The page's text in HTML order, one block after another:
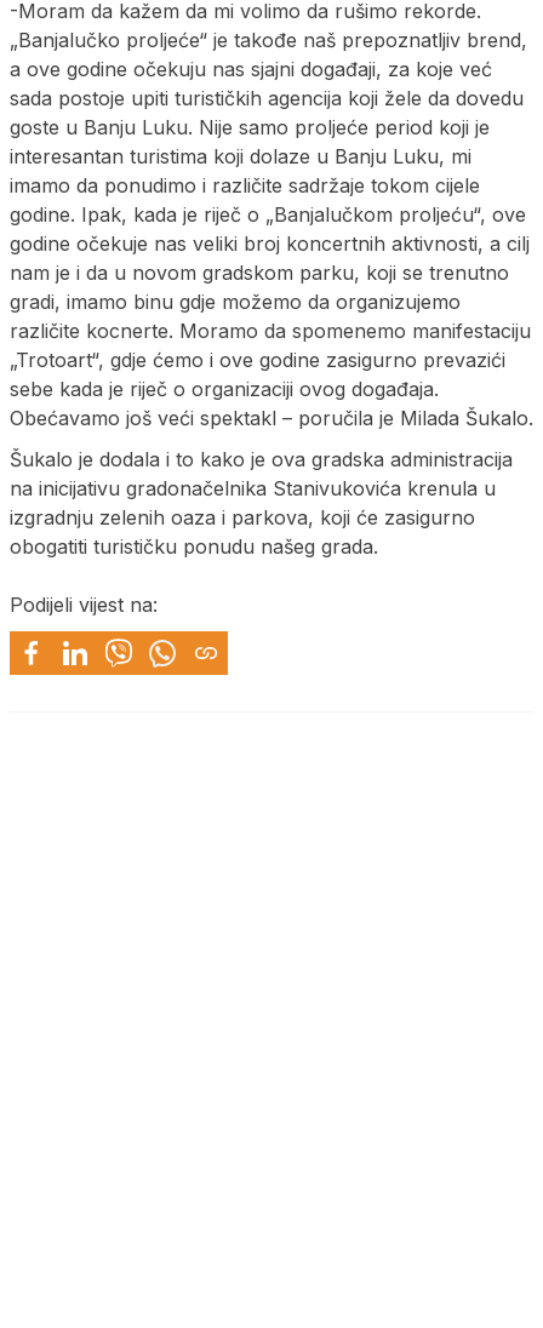
-Moram da kažem da mi volimo da rušimo rekorde.
„Banjalučko proljeće“ je takođe naš prepoznatljiv brend,
a ove godine očekuju nas sjajni događaji, za koje već
sada postoje upiti turističkih agencija koji žele da dovedu
goste u Banju Luku. Nije samo proljeće period koji je
interesantan turistima koji dolaze u Banju Luku, mi
imamo da ponudimo i različite sadržaje tokom cijele
godine. Ipak, kada je riječ o „Banjalučkom proljeću“, ove
godine očekuje nas veliki broj koncertnih aktivnosti, a cilj
nam je i da u novom gradskom parku, koji se trenutno
gradi, imamo binu gdje možemo da organizujemo
različite kocnerte. Moramo da spomenemo manifestaciju
„Trotoart“, gdje ćemo i ove godine zasigurno prevazići
sebe kada je riječ o organizaciji ovog događaja.
Obećavamo još veći spektakl – poručila je Milada Šukalo.
Šukalo je dodala i to kako je ova gradska administracija
na inicijativu gradonačelnika Stanivukovića krenula u
izgradnju zelenih oaza i parkova, koji će zasigurno
obogatiti turističku ponudu našeg grada.
Podijeli vijest na: